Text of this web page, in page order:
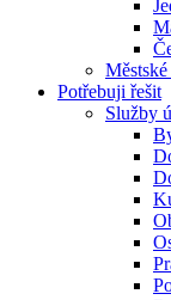
Městské
Potřebuji řešit
Služby